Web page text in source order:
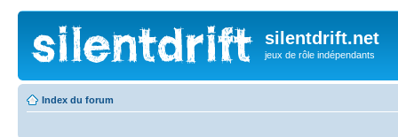
silentdrift.net
jeux de rôle indépendants
Index du forum